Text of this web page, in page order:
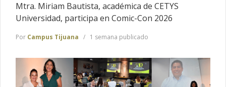
Mtra. Miriam Bautista, académica de CETYS
Universidad, participa en Comic-Con 2026
Por Campus Tijuana 1 semana publicado